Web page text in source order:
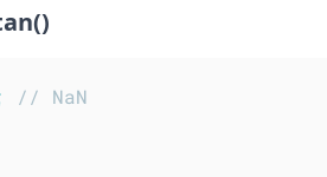
// NaN